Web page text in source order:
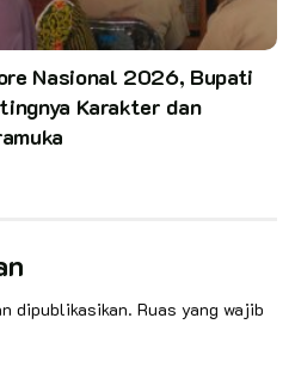
Nasional 2026, Bupati
Karakter dan
dipublikasikan. Ruas yang wajib